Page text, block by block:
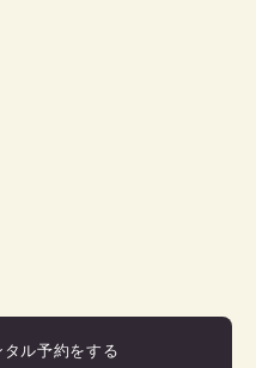
タル予約をする